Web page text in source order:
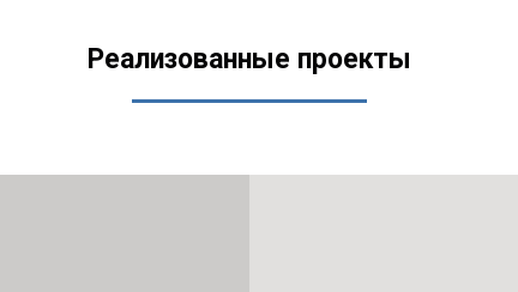
Реализованные проекты